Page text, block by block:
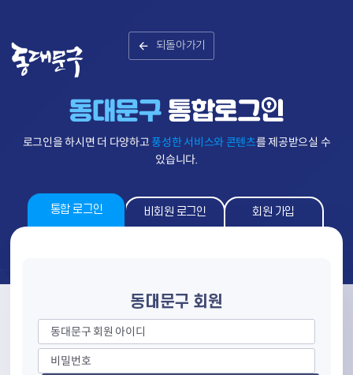
되돌아가기
로그인을 하시면 더 다양하고 풍성한 서비스와 콘텐츠를 제공받으실 수
있습니다.
통합 로그인 비회원 로그인 회원 가입
동대문구 회원
동대문구 회원